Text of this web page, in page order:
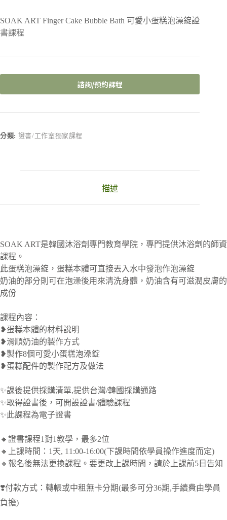
SOAK ART Finger Cake Bubble Bath 可愛小蛋糕泡澡錠證
書課程
諮詢/預約課程
r
分類: 證書/工作室獨家課程
描述
SOAK ART是韓國沐浴劑專門教育學院，專門提供沐浴劑的師資
課程。
此蛋糕泡澡錠，蛋糕本體可直接丟入水中發泡作泡澡錠
奶油的部分則可在泡澡後用來清洗身體，奶油含有可滋潤皮膚的
成份
課程內容：
❥蛋糕本體的材料說明
❥滑順奶油的製作方式
❥製作8個可愛小蛋糕泡澡錠
❥蛋糕配件的製作配方及做法
✨課後提供採購清單,提供台灣/韓國採購通路
✨取得證書後，可開設證書/體驗課程
✨此課程為電子證書
🔸證書課程1對1教學，最多2位
🔸上課時間：1天, 11:00-16:00(下課時間依學員操作進度而定)
🔸報名後無法更換課程。要更改上課時間，請於上課前5日告知
❣️付款方式：轉帳或中租無卡分期(最多可分36期,手續費由學員
負擔)